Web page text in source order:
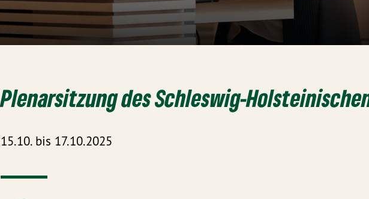
Plenarsitzung des Schleswig-
15.10. bis 17.10.2025